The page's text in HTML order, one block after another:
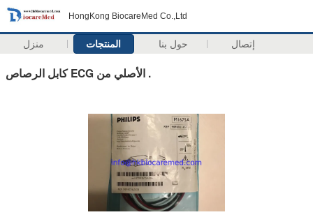
HongKong BiocareMed Co.,Ltd
منزل المنتجات حول بنا إتصال
كابل الرصاص ECG الأصلي من .